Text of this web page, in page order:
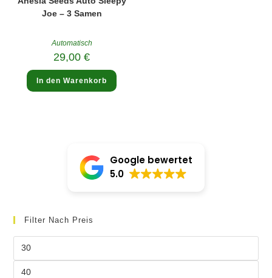
Joe – 3 Samen
Automatisch
29,00€
In den Warenkorb
Google bewertet
5.0
Filter Nach Preis